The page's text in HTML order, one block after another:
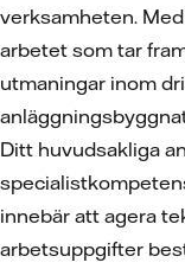
verksamheten.
arbetet som tar
utmaningar inom
Ditt huvudsakliga
innebär att agera
arbetsuppgifter